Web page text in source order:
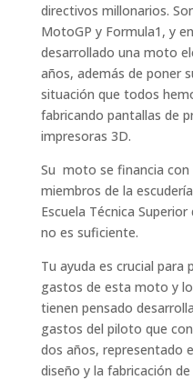
directivos millonarios.
MotoGP y Formula1, y
desarrollado una moto
años, además de poner
situación que todos
fabricando pantallas de
impresoras 3D.
Su moto se financia
miembros de la
Escuela Técnica
no es suficiente.
Tu ayuda es crucial para
gastos de esta moto y
tienen pensado
gastos del piloto que
dos años, representado
diseño y la fabricación